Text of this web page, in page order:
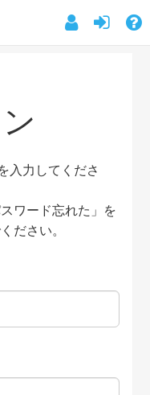
入力してくださ
ワード忘れた」を
ださい。